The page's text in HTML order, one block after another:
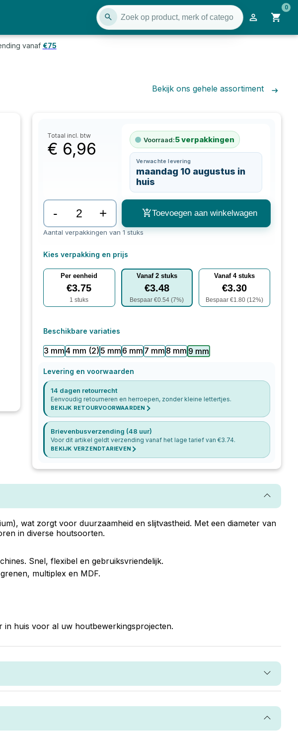
0
vanaf €75
Bekijk ons gehele assortiment
Totaal incl. btw
€ 6,96 Voorraad:5verpakkingen
Verwachte levering
maandag 10 augustus in
huis
- + Toevoegen aan winkelwagen
Aantal verpakkingen van 1 stuks
Kies verpakking en prijs
Per eenheid
€3.75
1 stuks
Vanaf 2stuks
€3.48
Bespaar €0.54 (7%)
Vanaf4stuks
€3.30
Bespaar €1.80 (12%)
Beschikbare variaties
3 mm4 mm (2) 5 mm 6 mm 7 mm 8 mm 9 mm
Levering en voorwaarden
14 dagen retourrecht
Eenvoudig retourneren en herroepen, zonder kleine lettertjes.
BEKIJK RETOURVOORWAARDEN
Brievenbusverzending (48 uur)
Voor dit artikel geldt verzending vanaf het lage tarief van €3.74.
BEKIJK VERZENDTARIEVEN
wat zorgt voor duurzaamheid en slijtvastheid. Met een diameter van
in diverse houtsoorten.
Snel, flexibel en gebruiksvriendelijk.
multiplex en MDF.
in huis voor al uw houtbewerkingsprojecten.